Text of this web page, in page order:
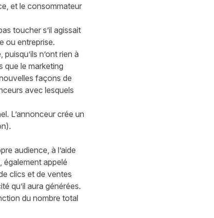
et le consommateur
toucher s’il agissait
ou entreprise.
n’ont rien à
que le marketing
façons de
avec lesquels
L’annonceur crée un
audience, à l’aide
également appelé
clics et de ventes
qu’il aura générées.
du nombre total